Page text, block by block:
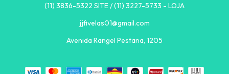
(11) 3836-5322 SITE / (11) 3227-5733 - LOJA
jjfivelas01@gmail.com
Avenida Rangel Pestana, 1205